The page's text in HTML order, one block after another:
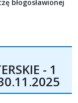
błogosławionej
- 1